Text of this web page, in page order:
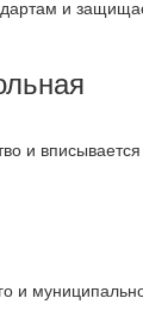
и
и